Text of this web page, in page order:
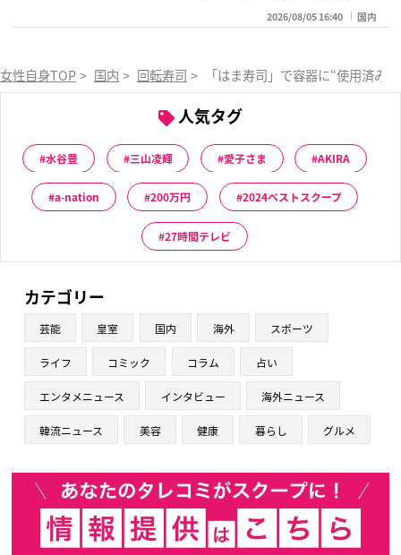
2026/08/05 16:40 国内
女性自身TOP > 国内 > 回転寿司 > 「はま寿司」で容器に“使用済
人気タグ
水谷豊 三山凌輝 愛子さま AKIRA
a-nation 200万円 2024ベストスクープ
27時間テレビ
カテゴリー
芸能 皇室 国内 海外 スポーツ
ライフ コミック コラム 占い
エンタメニュース インタビュー 海外ニュース
韓流ニュース 美容 健康 暮らし グルメ